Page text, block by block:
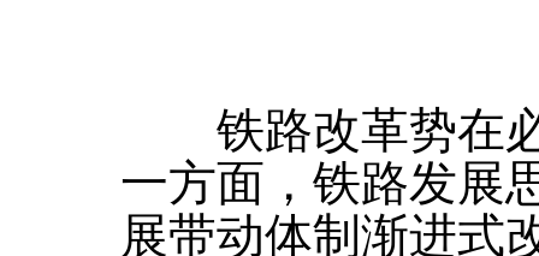
铁路改革势在
一方面，铁路发展
展带动体制渐进式